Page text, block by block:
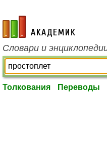
academic.ru
Словари и
Толкования Переводы